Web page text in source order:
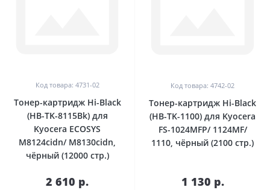
Код товара: 4731-02
Тонер-картридж Hi-Black
(HB-TK-8115Bk) для
Kyocera ECOSYS
M8124cidn/ M8130cidn,
чёрный (12000 стр.)
2 610 р.
Код товара: 4742-02
Тонер-картридж Hi-Black
(HB-TK-1100) для Kyocera
FS-1024MFP/ 1124MF/
1110, чёрный (2100 стр.)
1 130 р.